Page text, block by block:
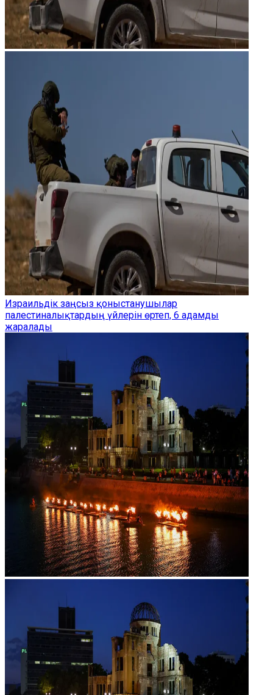
Израильдік заңсыз қоныстанушылар
палестиналықтардың үйлерін өртеп, 6 адамды
жаралады